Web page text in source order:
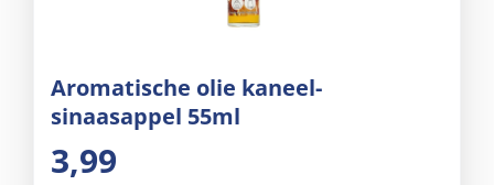
Aromatische olie kaneel-
sinaasappel 55ml
3,99